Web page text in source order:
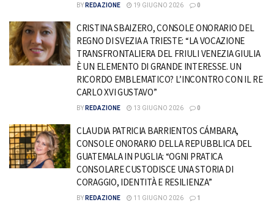
BY REDAZIONE 19 GIUGNO 2026 0
CRISTINA SBAIZERO, CONSOLE ONORARIO DEL
REGNO DI SVEZIA A TRIESTE: “LA VOCAZIONE
TRANSFRONTALIERA DEL FRIULI VENEZIA GIULIA
È UN ELEMENTO DI GRANDE INTERESSE. UN
RICORDO EMBLEMATICO? L’INCONTRO CON IL RE
CARLO XVI GUSTAVO”
BY REDAZIONE 13 GIUGNO 2026 0
CLAUDIA PATRICIA BARRIENTOS CÁMBARA,
CONSOLE ONORARIO DELLA REPUBBLICA DEL
GUATEMALA IN PUGLIA: “OGNI PRATICA
CONSOLARE CUSTODISCE UNA STORIA DI
CORAGGIO, IDENTITÀ E RESILIENZA”
BY REDAZIONE 11 GIUGNO 2026 1